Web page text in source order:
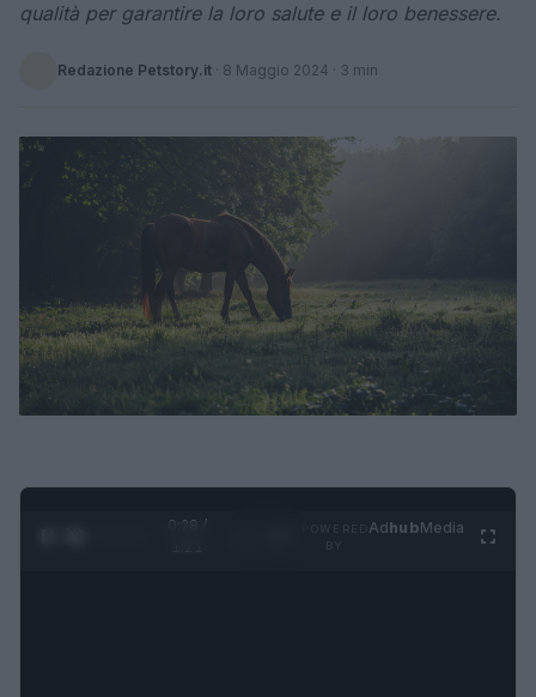
qualità per garantire la loro salute e il loro benessere.
Redazione Petstory.it · 8 Maggio 2024 · 3 min
0:29 /
AdhubMedia